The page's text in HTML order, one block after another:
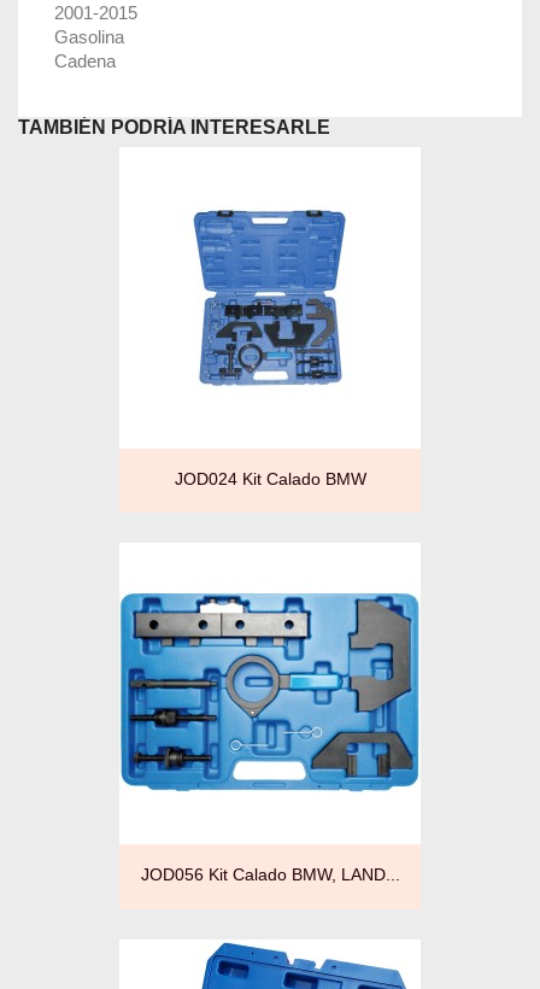
2001-2015
Gasolina
Cadena
TAMBIÉN PODRÍA INTERESARLE
JOD024 Kit Calado BMW
JOD056 Kit Calado BMW, LAND...